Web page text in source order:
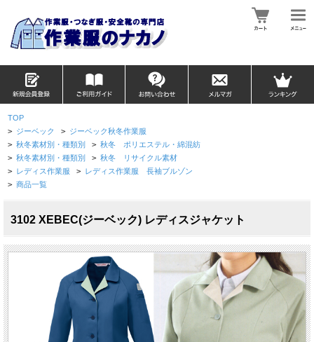
TOP
> ジーベック > ジーベック秋冬作業服
> 秋冬素材別・種類別 > 秋冬 ポリエステル・綿混紡
> 秋冬素材別・種類別 > 秋冬 リサイクル素材
> レディス作業服 > レディス作業服 長袖ブルゾン
> 商品一覧
3102 XEBEC(ジーベック) レディスジャケット